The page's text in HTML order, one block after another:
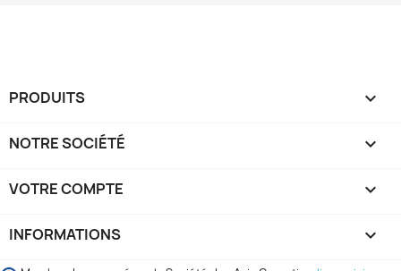
PRODUITS 
NOTRE SOCIÉTÉ 
VOTRE COMPTE 
INFORMATIONS keyboard_arrow_down